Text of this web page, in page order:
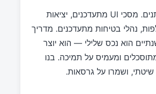
מוצרים משתנים. מסכי UI מתעדכנים, יציאות
נהלי בטיחות מתעדכנים. מדריך
הוא נכס שלילי — הוא יוצר
ומעמיס על תמיכה. בנו
שיטתי, ושמרו על גרסאות.